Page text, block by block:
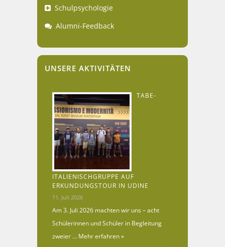
Schulpsychologie
Alumni-Feedback
UNSERE AKTIVITÄTEN
TABE-
ITALIENISCHGRUPPE AUF
ERKUNDUNGSTOUR IN UDINE
11. Juli 2026
Am 3. Juli 2026 machten wir uns – acht
Schülerinnen und Schüler in Begleitung
zweier … Mehr erfahren »